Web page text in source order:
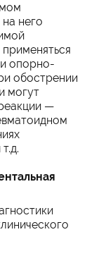
него
опорно-
обострении
могут
—